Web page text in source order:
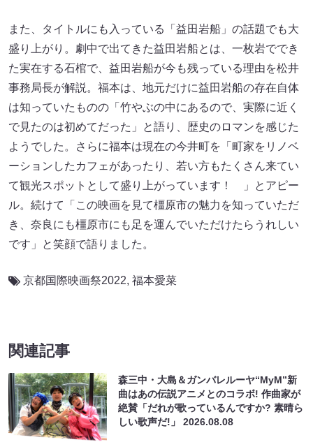
また、タイトルにも入っている「益田岩船」の話題でも大
盛り上がり。劇中で出てきた益田岩船とは、一枚岩ででき
た実在する石棺で、益田岩船が今も残っている理由を松井
事務局長が解説。福本は、地元だけに益田岩船の存在自体
は知っていたものの「竹やぶの中にあるので、実際に近く
で見たのは初めてだった」と語り、歴史のロマンを感じた
ようでした。さらに福本は現在の今井町を「町家をリノベ
ーションしたカフェがあったり、若い方もたくさん来てい
て観光スポットとして盛り上がっています！ 」とアピー
ル。続けて「この映画を見て橿原市の魅力を知っていただ
き、奈良にも橿原市にも足を運んでいただけたらうれしい
です」と笑顔で語りました。
京都国際映画祭2022, 福本愛菜
関連記事
森三中・大島＆ガンバレルーヤ“MyM”新
曲はあの伝説アニメとのコラボ! 作曲家が
絶賛「だれが歌っているんですか? 素晴ら
しい歌声だ!」2026.08.08